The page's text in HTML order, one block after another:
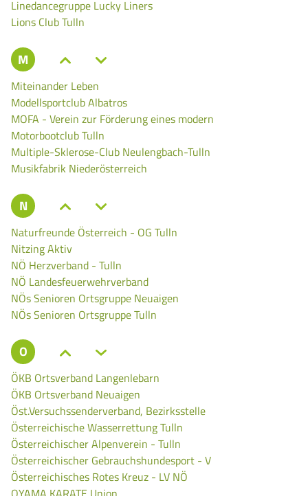
Linedancegruppe Lucky Liners
Lions Club Tulln
M
Miteinander Leben
Modellsportclub Albatros
MOFA - Verein zur Förderung eines modern
Motorbootclub Tulln
Multiple-Sklerose-Club Neulengbach-Tulln
Musikfabrik Niederösterreich
N
Naturfreunde Österreich - OG Tulln
Nitzing Aktiv
NÖ Herzverband - Tulln
NÖ Landesfeuerwehrverband
NÖs Senioren Ortsgruppe Neuaigen
NÖs Senioren Ortsgruppe Tulln
O
ÖKB Ortsverband Langenlebarn
ÖKB Ortsverband Neuaigen
Öst.Versuchssenderverband, Bezirksstelle
Österreichische Wasserrettung Tulln
Österreichischer Alpenverein - Tulln
Österreichischer Gebrauchshundesport - V
Österreichisches Rotes Kreuz - LV NÖ